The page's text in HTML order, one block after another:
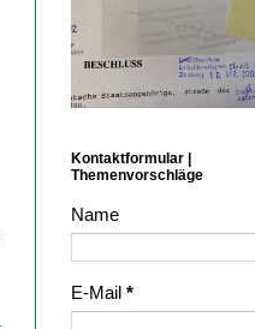
Kontaktformular |
Themenvorschläge
Name
E-Mail *